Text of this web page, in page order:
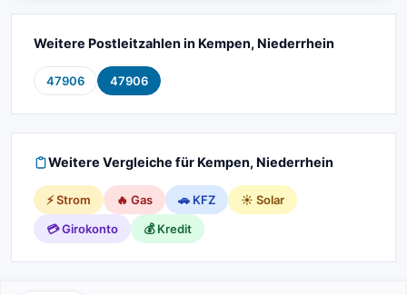
Weitere Postleitzahlen in Kempen, Niederrhein
47906 47906
Weitere Vergleiche für Kempen, Niederrhein
⚡ Strom 🔥 Gas 🚗 KFZ
☀️ Solar
💳 Girokonto
💰 Kredit